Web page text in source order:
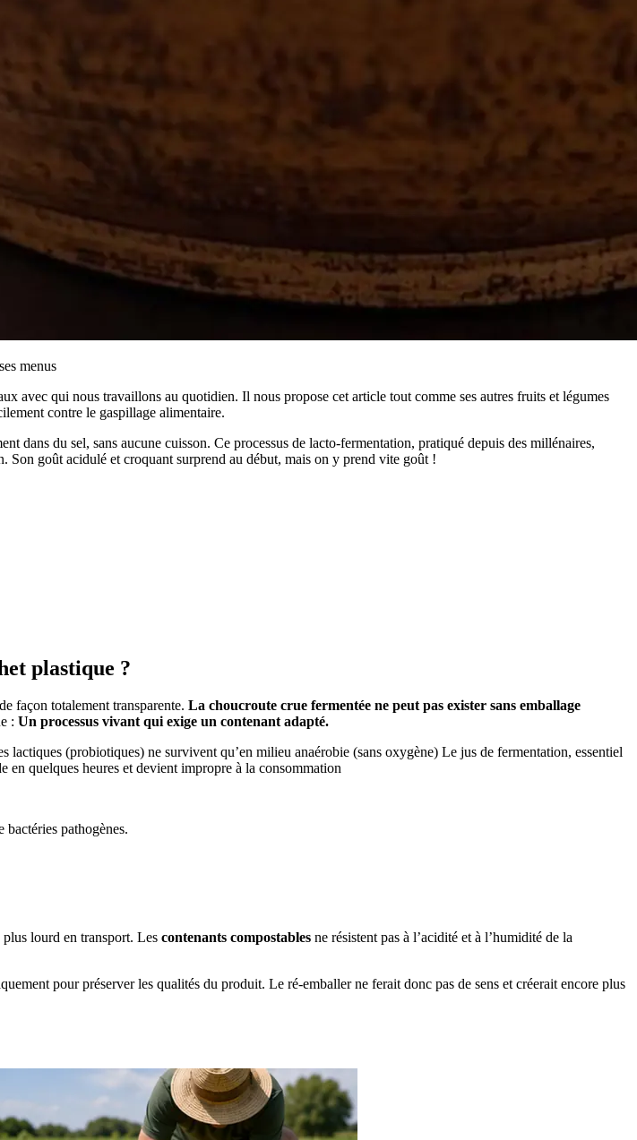
menus
avec qui nous travaillons au quotidien. Il nous propose cet article tout comme ses autres fruits et légumes
contre le gaspillage alimentaire.
dans du sel, sans aucune cuisson. Ce processus de lacto-fermentation, pratiqué depuis des millénaires,
goût acidulé et croquant surprend au début, mais on y prend vite goût !
plastique ?
façon totalement transparente. La choucroute crue fermentée ne peut pas exister sans emballage
: Un processus vivant qui exige un contenant adapté.
(probiotiques) ne survivent qu’en milieu anaérobie (sans oxygène) Le jus de fermentation, essentiel
en quelques heures et devient impropre à la consommation
pathogènes.
lourd en transport. Les contenants compostables ne résistent pas à l’acidité et à l’humidité de la
pour préserver les qualités du produit. Le ré-emballer ne ferait donc pas de sens et créerait encore plus